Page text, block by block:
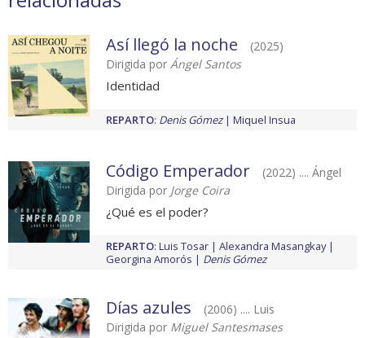
Así llegó la noche
(2025)
Dirigida por Ángel Santos
Identidad
REPARTO: Denis Gómez Miquel Insua
Código Emperador
(2022) .... Ángel
Dirigida por Jorge Coira
¿Qué es el poder?
REPARTO: Luis Tosar
Alexandra Masangkay
Georgina Amorós
Denis Gómez
Días azules
(2006) .... Luis
Dirigida por Miguel Santesmases